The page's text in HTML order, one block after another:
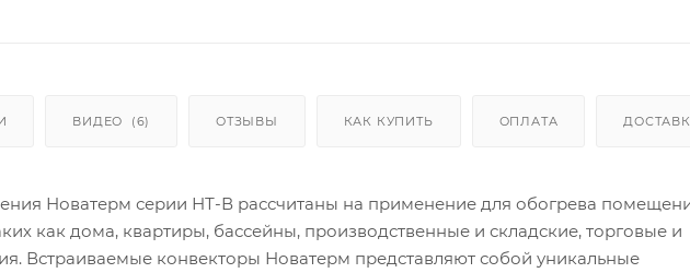
ВИДЕО (6) ОТЗЫВЫ КАК КУПИТЬ ОПЛАТА
Новатерм серии НТ-В рассчитаны на применение для обогрева
как дома, квартиры, бассейны, производственные и складские, торговые и
Встраиваемые конвекторы Новатерм представляют собой уникальные